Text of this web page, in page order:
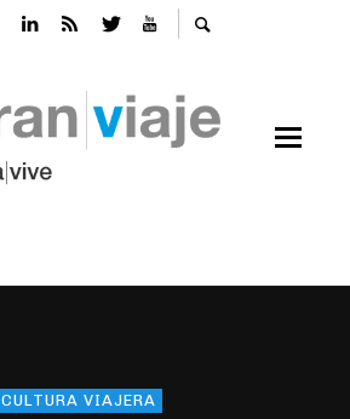
CULTURA VIAJERA